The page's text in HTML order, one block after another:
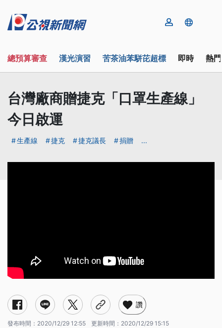
總預算審查 漢光演習 苦茶油苯駢芘超標 即時 熱
台灣廠商贈捷克「口罩生產線」
今日啟運
生產線 捷克 捷克議長 捐贈 ...
讚
發布時間： 2020/12/29 12:55 更新時間： 2020/12/29 15:15